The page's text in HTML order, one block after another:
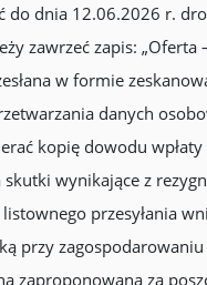
do dnia 12.06.2026 r.
zawrzeć zapis:
w formie
danych
kopię dowodu
wynikające z
przesyłania
przy
zaproponowana za